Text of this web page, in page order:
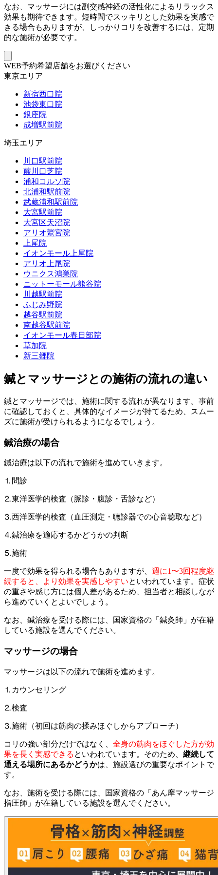
なお、マッサージには副交感神経の活性化によるリラックス
効果も期待できます。短時間でスッキリとした効果を実感で
きる場合もありますが、しっかりコリを改善するには、定期
的な施術が必要です。
WEB予約希望店舗をお選びください
東京エリア
新宿西口院
池袋東口院
銀座院
成増駅前院
埼玉エリア
川口駅前院
蕨川口芝院
浦和コルソ院
北浦和駅前院
武蔵浦和駅前院
大宮駅前院
大宮区天沼院
アリオ鷲宮院
上尾院
イオンモール上尾院
アリオ上尾院
ウニクス鴻巣院
ニットーモール熊谷院
川越駅前院
ふじみ野院
越谷駅前院
南越谷駅前院
イオンモール春日部院
草加院
新三郷院
鍼とマッサージとの施術の流れの違い
鍼とマッサージでは、施術に関する流れが異なります。事前
に確認しておくと、具体的なイメージが持てるため、スムー
ズに施術が受けられるようになるでしょう。
鍼治療の場合
鍼治療は以下の流れで施術を進めていきます。
⒈問診
⒉東洋医学的検査（脈診・腹診・舌診など）
⒊西洋医学的検査（血圧測定・聴診器での心音聴取など）
⒋鍼治療を適応するかどうかの判断
⒌施術
一度で効果を得られる場合もありますが、 週に1〜3回程度継
続すると、より効果を実感しやすいといわれています。症状
の重さや感じ方には個人差があるため、担当者と相談しなが
ら進めていくとよいでしょう。
なお、鍼治療を受ける際には、国家資格の「鍼灸師」が在籍
している施設を選んでください。
マッサージの場合
マッサージは以下の流れで施術を進めます。
⒈カウンセリング
⒉検査
⒊施術（初回は筋肉の揉みほぐしからアプローチ）
コリの強い部分だけではなく、 全身の筋肉をほぐした方が効
果を長く実感できる といわれています。そのため、 継続して
通える場所にあるかどうかは、施設選びの重要なポイントで
す。
なお、施術を受ける際には、国家資格の「あん摩マッサージ
指圧師」が在籍している施設を選んでください。